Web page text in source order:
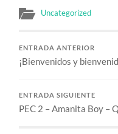
Uncategorized
ENTRADA ANTERIOR
¡Bienvenidos y
ENTRADA SIGUIENTE
PEC 2 – Amanita Boy –